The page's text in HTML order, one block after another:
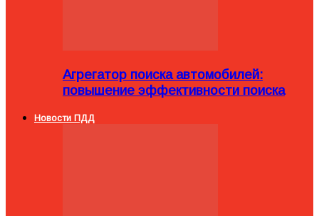
Агрегатор поиска автомобилей:
повышение эффективности поиска
Новости ПДД